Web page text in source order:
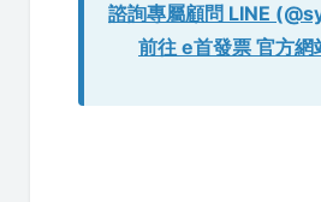
諮詢專屬顧問 LINE
前往 e首發票 官方網